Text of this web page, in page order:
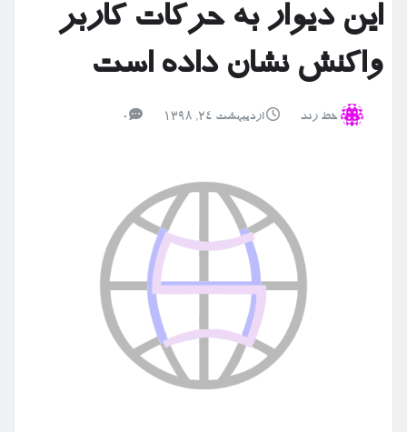
این دیوار به حرکات کاربر
واکنش نشان داده است
خط رند اردیبهشت ۲۴, ۱۳۹۸ 0